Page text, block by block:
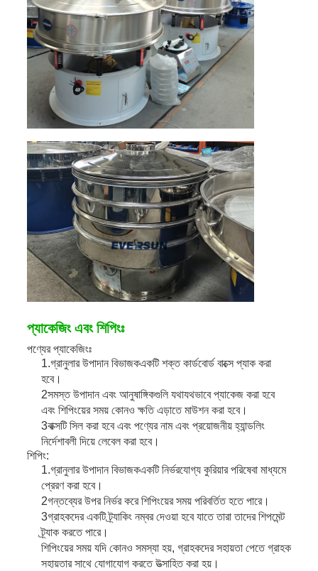
প্যাকেজিং এবং শিপিংঃ
পণ্যের প্যাকেজিংঃ
1.গ্রানুলার উপাদান বিভাজকএকটি শক্ত কার্ডবোর্ড বাক্সে প্যাক করা
হবে।
2সমস্ত উপাদান এবং আনুষাঙ্গিকগুলি যথাযথভাবে প্যাকেজ করা হবে
এবং শিপিংয়ের সময় কোনও ক্ষতি এড়াতে মাউশন করা হবে।
3বাক্সটি সিল করা হবে এবং পণ্যের নাম এবং প্রয়োজনীয় হ্যান্ডলিং
নির্দেশাবলী দিয়ে লেবেল করা হবে।
শিপিং:
1.গ্রানুলার উপাদান বিভাজকএকটি নির্ভরযোগ্য কুরিয়ার পরিষেবা মাধ্যমে
প্রেরণ করা হবে।
2গন্তব্যের উপর নির্ভর করে শিপিংয়ের সময় পরিবর্তিত হতে পারে।
3গ্রাহকদের একটি ট্র্যাকিং নম্বর দেওয়া হবে যাতে তারা তাদের শিপমেন্ট
ট্র্যাক করতে পারে।
শিপিংয়ের সময় যদি কোনও সমস্যা হয়, গ্রাহকদের সহায়তা পেতে গ্রাহক
সহায়তার সাথে যোগাযোগ করতে উত্সাহিত করা হয়।